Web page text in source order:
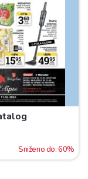
Sniženo do: 60%